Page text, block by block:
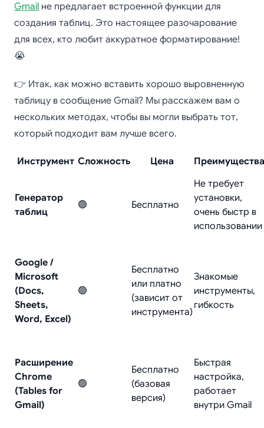
Gmail не предлагает встроенной функции для
создания таблиц. Это настоящее разочарование
для всех, кто любит аккуратное форматирование!
😭
👉 Итак, как можно вставить хорошо выровненную
таблицу в сообщение Gmail? Мы расскажем вам о
нескольких методах, чтобы вы могли выбрать тот,
который подходит вам лучше всего.
Инструмент Сложность Цена Преимущества
Генератор
таблиц
🟢 Бесплатно
Не требует
установки,
очень быстр в
использовании
Google /
Microsoft
(Docs,
Sheets,
Word, Excel)
🟢
Бесплатно
или платно
(зависит от
инструмента)
Знакомые
инструменты,
гибкость
Расширение
Chrome
(Tables for
Gmail)
🟢
Бесплатно
(базовая
версия)
Быстрая
настройка,
работает
внутри Gmail